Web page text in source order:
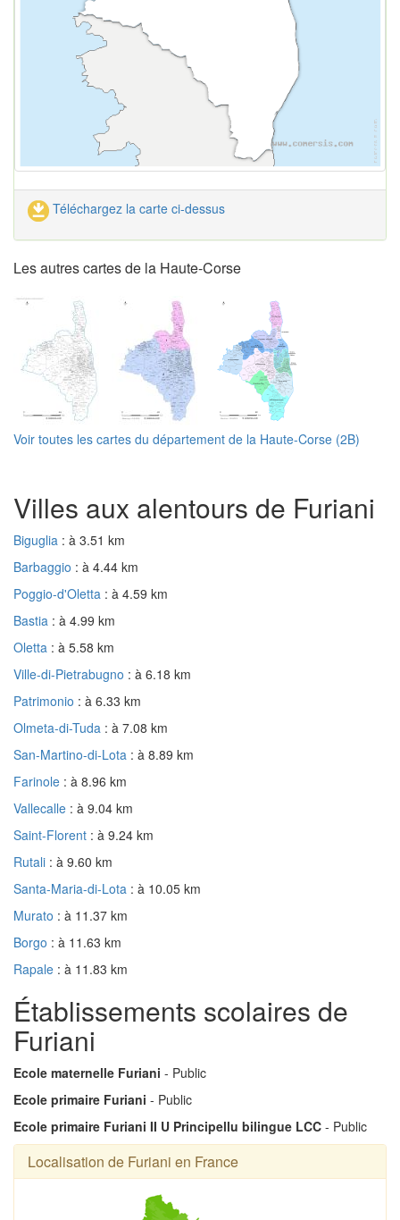
Téléchargez la carte ci-dessus
Les autres cartes de la Haute-Corse
Voir toutes les cartes du département de la Haute-Corse (2B)
Villes aux alentours de Furiani
Biguglia : à 3.51 km
Barbaggio : à 4.44 km
Poggio-d'Oletta : à 4.59 km
Bastia : à 4.99 km
Oletta : à 5.58 km
Ville-di-Pietrabugno : à 6.18 km
Patrimonio : à 6.33 km
Olmeta-di-Tuda : à 7.08 km
San-Martino-di-Lota : à 8.89 km
Farinole : à 8.96 km
Vallecalle : à 9.04 km
Saint-Florent : à 9.24 km
Rutali : à 9.60 km
Santa-Maria-di-Lota : à 10.05 km
Murato : à 11.37 km
Borgo : à 11.63 km
Rapale : à 11.83 km
Établissements scolaires de
Furiani
Ecole maternelle Furiani - Public
Ecole primaire Furiani - Public
Ecole primaire Furiani II U Principellu bilingue LCC - Public
Localisation de Furiani en France